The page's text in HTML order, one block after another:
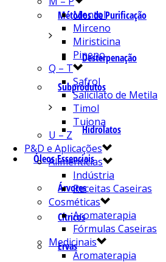
Métodos de Purificação
Desterpenação
Subprodutos
Hidrolatos
Óleos Essenciais
Árvores
Cítricos
Ervas
Mentol
Mirceno
Miristicina
Pineno
Q – T
Safrol
Salicilato de Metila
Timol
Tujona
U – Z
P&D e Aplicações
Alimentícias
Indústria
Receitas Caseiras
Cosméticas
Aromaterapia
Fórmulas Caseiras
Medicinais
Aromaterapia